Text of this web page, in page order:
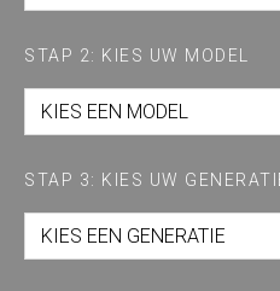
STAP 2: KIES UW MODEL
KIES EEN MODEL
STAP 3: KIES UW
KIES EEN GENERATIE